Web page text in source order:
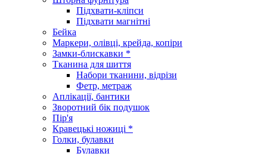
Підхвати-кліпси
Підхвати магнітні
Бейка
Маркери, олівці, крейда, копіри
Замки-блискавки *
Тканина для шиття
Набори тканини, відрізи
Фетр, метраж
Аплікації, бантики
Зворотний бік подушок
Пір'я
Кравецькі ножиці *
Голки, булавки
Булавки